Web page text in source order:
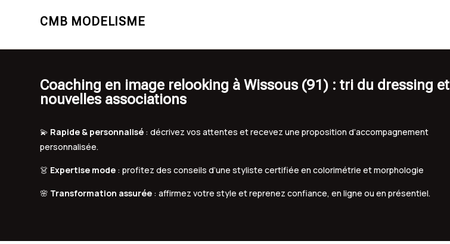
CMB MODELISME
Coaching en image relooking à Wissous (91) : tri du dressing et
nouvelles associations
💫 Rapide & personnalisé : décrivez vos attentes et recevez une proposition d’accompagnement
personnalisée.
👗 Expertise mode : profitez des conseils d’une styliste certifiée en colorimétrie et morphologie
🌸 Transformation assurée : affirmez votre style et reprenez confiance, en ligne ou en présentiel.